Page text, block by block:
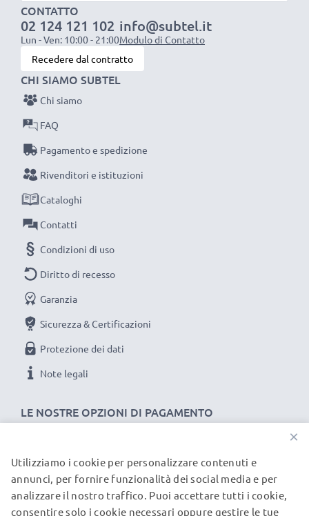
ambientale e gli scarti superflui.
Scegli CELLONIC, scegli la lunga durata e l'efficienza,
non fare compromessi sulla qualità: ordina ora!
CONTATTO
02 124 121 102
Lun - Ven: 10:00 - 21:00
info@subtel.it
Modulo di Contatto
Recedere dal contratto
LE NOSTRE OPZIONI DI PAGAMENTO
CHI SIAMO SUBTEL
Chi siamo
FAQ
Pagamento e spedizione
Rivenditori e istituzioni
Cataloghi
Contatti
Condizioni di uso
Diritto di recesso
Garanzia
Sicurezza & Certificazioni
Protezione dei dati
Note legali
I NOSTRI PARTNER DI SPEDIZIONE
×
Utilizziamo i cookie per personalizzare contenuti e
annunci, per fornire funzionalità dei social media e per
analizzare il nostro traffico. Puoi accettare tutti i cookie,
consentire solo i cookie necessari oppure gestire le tue